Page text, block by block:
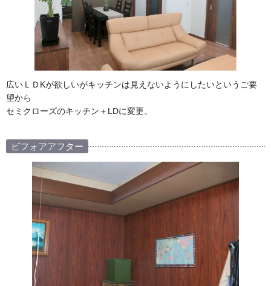
広いＬＤKが欲しいがキッチンは見えないようにしたいというご要
望から
セミクローズのキッチン＋LDに変更。
ビフォアアフター